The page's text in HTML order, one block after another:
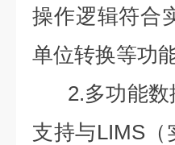
操作逻辑符合
单位转换等功能
2.多功能数
支持与LIMS